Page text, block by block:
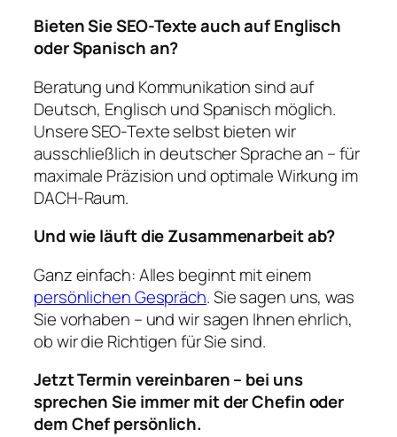
Bieten Sie SEO-Texte auch auf Englisch
oder Spanisch an?
Beratung und Kommunikation sind auf
Deutsch, Englisch und Spanisch möglich.
Unsere SEO-Texte selbst bieten wir
ausschließlich in deutscher Sprache an – für
maximale Präzision und optimale Wirkung im
DACH-Raum.
Und wie läuft die Zusammenarbeit ab?
Ganz einfach: Alles beginnt mit einem
persönlichen Gespräch. Sie sagen uns, was
Sie vorhaben – und wir sagen Ihnen ehrlich,
ob wir die Richtigen für Sie sind.
Jetzt Termin vereinbaren – bei uns
sprechen Sie immer mit der Chefin oder
dem Chef persönlich.